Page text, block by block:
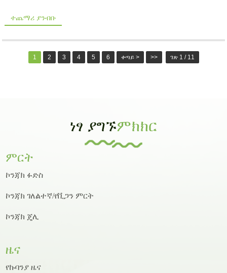
ተጨማሪ ያንብቡ
1 2 3 4 5 6 ቀጣይ > >> ገጽ 1 / 11
ነፃ ያግኙምክክር
ምርት
ኮንጃክ ፉድስ
ኮንጃክ ገለልተኛ/የቪጋን ምርት
ኮንጃክ ጄሊ
ዜና
የኩባንያ ዜና